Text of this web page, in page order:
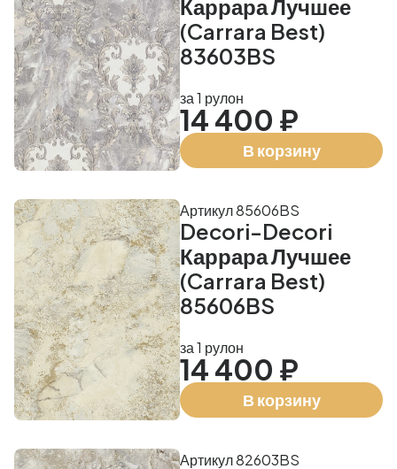
Каррара Лучшее
(Carrara Best)
83603BS
за 1 рулон
14 400 ₽
В корзину
Decori-Decori
Каррара Лучшее
(Carrara Best)
85606BS
Артикул 85606BS
за 1 рулон
14 400 ₽
В корзину
Артикул 82603BS